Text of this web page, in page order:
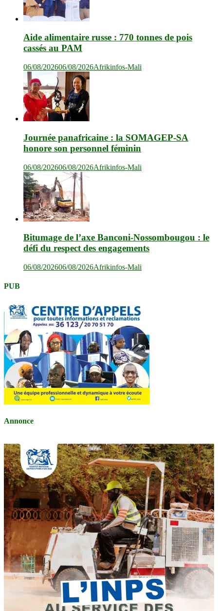
Aide alimentaire russe : 770 tonnes de pois
cassés au PAM
06/08/202606/08/2026Afrikinfos-Mali
Journée panafricaine : la SOMAGEP-SA
honore son personnel féminin
06/08/202606/08/2026Afrikinfos-Mali
Bitumage de l’axe Banconi-Nossombougou : le
défi du respect des engagements
06/08/202606/08/2026Afrikinfos-Mali
PUB
Annonce